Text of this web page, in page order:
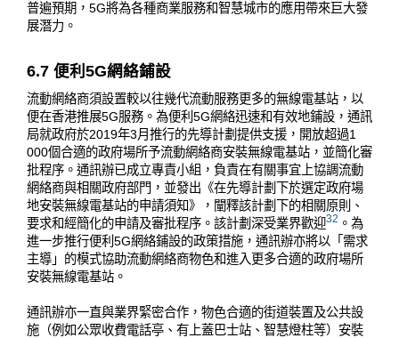
普遍預期，5G將為各種商業服務和智慧城市的應用帶來巨大發
展潛力。
6.7 便利5G網絡鋪設
流動網絡商須設置較以往幾代流動服務更多的無線電基站，以
便在香港推展5G服務。為便利5G網絡迅速和有效地鋪設，通訊
局就政府於2019年3月推行的先導計劃提供支援，開放超過1
000個合適的政府場所予流動網絡商安裝無線電基站，並簡化審
批程序。通訊辦已成立專責小組，負責在有關事宜上協調流動
網絡商與相關政府部門，並發出《在先導計劃下於選定政府場
地安裝無線電基站的申請須知》，闡釋該計劃下的相關原則、
要求和經簡化的申請及審批程序。該計劃深受業界歡迎32 。為
進一步推行便利5G網絡鋪設的政策措施，通訊辦亦將以「需求
主導」的模式協助流動網絡商物色和進入更多合適的政府場所
安裝無線電基站。
通訊辦亦一直與業界緊密合作，物色合適的街道裝置及公共設
施（例如公眾收費電話亭、有上蓋巴士站、智慧燈柱等）安裝